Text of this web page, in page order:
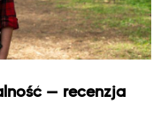
— recenzja